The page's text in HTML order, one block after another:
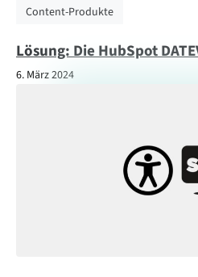
Content-Produkte
Lösung: Die HubSpot
6. März 2024